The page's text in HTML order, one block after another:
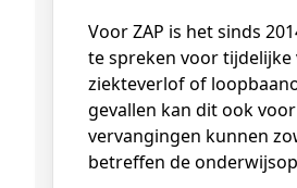
Voor ZAP is het sinds 2014 mogelijk om de middelen van het Vervangingsfonds aan
te spreken voor
ziekteverlof of
gevallen kan dit ook voor
vervangingen kunnen
betreffen de